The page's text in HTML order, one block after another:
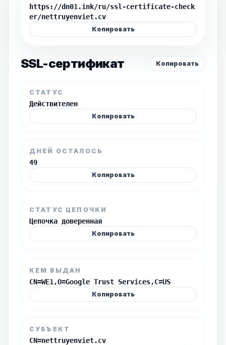
https://dn01.ink/ru/ssl-certificate-check
er/nettruyenviet.cv
Копировать
SSL-сертификат Копировать
СТАТУС
Действителен
Копировать
ДНЕЙ ОСТАЛОСЬ
49
Копировать
СТАТУС ЦЕПОЧКИ
Цепочка доверенная
Копировать
КЕМ ВЫДАН
CN=WE1,O=Google Trust Services,C=US
Копировать
СУБЪЕКТ
CN=nettruyenviet.cv